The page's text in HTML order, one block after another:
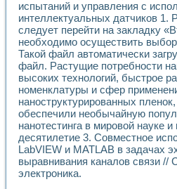
испытаний и управления с
интеллектуальных датчиков 1.
следует перейти на закладку
необходимо осуществить
Такой файл автоматически
файл. Растущие потребности
высоких технологий, быстрое
номенклатуры и сфер
наноструктурированных
обеспечили необычайную
нанотестинга в мировой науке
десятилетие 3. Совместное
LabVIEW и MATLAB в задачах
выравнивания каналов связи //
электроника.